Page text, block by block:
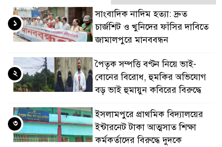
সাংবাদিক নাদিম হত্যা: দ্রুত
চার্জশিট ও খুনিদের ফাঁসির দাবিতে
জামালপুরে মানববন্ধন
১
পৈতৃক সম্পত্তি বণ্টন নিয়ে ভাই-
বোনের বিরোধ, হুমকির অভিযোগ
বড় ভাই হুমায়ুন কবিরের বিরুদ্ধে
২
​ইসলামপুরে প্রাথমিক বিদ্যালয়ের
ইন্টারনেট টাকা আত্মসাত শিক্ষা
কর্মকর্তাদের বিরুদ্ধে দুদকে
৩